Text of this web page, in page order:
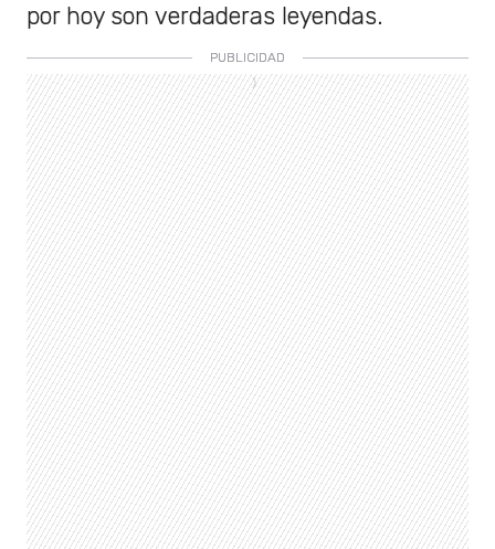
por hoy son verdaderas leyendas.